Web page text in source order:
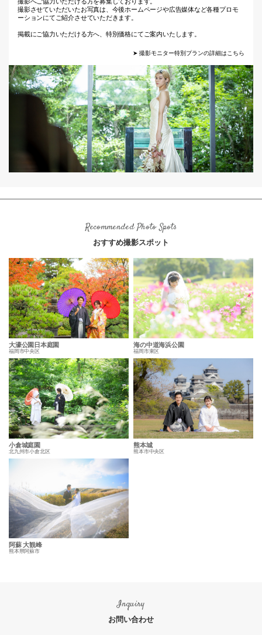
撮影させていただいたお写真は、今後ホームページや広告媒体など各種プロモ
ーションにてご紹介させていただきます。
掲載にご協力いただける方へ、特別価格にてご案内いたします。
➤ 撮影モニター特別プランの詳細はこちら
Recommended Photo Spots
おすすめ撮影スポット
大濠公園日本庭園
福岡市中央区
海の中道海浜公園
福岡市東区
小倉城庭園
北九州市小倉北区
熊本城
熊本市中央区
阿蘇 大観峰
熊本県阿蘇市
Inquiry
お問い合わせ